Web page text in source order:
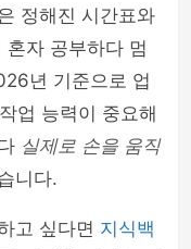
정해진 시간표와
자 공부하다 멈
년 기준으로 업
업 능력이 중요해
실제로 손을 움직
니다.
고 싶다면 지식백